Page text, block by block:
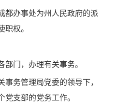
办事处为州人民政府的派
职权。
门，办理有关事务。
务管理局党委的领导下，
党支部的党务工作。